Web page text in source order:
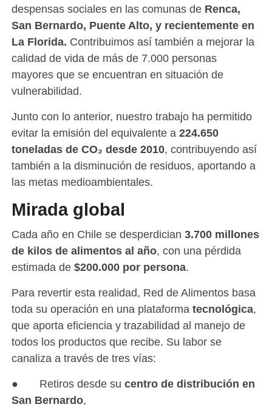
despensas sociales en las comunas de Renca,
San Bernardo, Puente Alto, y recientemente en
La Florida. Contribuimos así también a mejorar la
calidad de vida de más de 7.000 personas
mayores que se encuentran en situación de
vulnerabilidad.
Junto con lo anterior, nuestro trabajo ha permitido
evitar la emisión del equivalente a 224.650
toneladas de CO₂ desde 2010, contribuyendo así
también a la disminución de residuos, aportando a
las metas medioambientales.
Mirada global
Cada año en Chile se desperdician 3.700 millones
de kilos de alimentos al año, con una pérdida
estimada de $200.000 por persona.
Para revertir esta realidad, Red de Alimentos basa
toda su operación en una plataformatecnológica,
que aporta eficiencia y trazabilidad al manejo de
todos los productos que recibe. Su labor se
canaliza a través de tres vías:
● Retiros desde su centro de distribución en
San Bernardo,